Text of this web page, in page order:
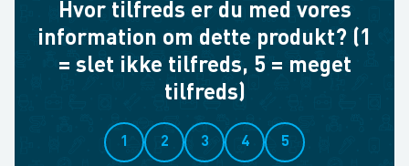
Hvor tilfreds er du med vores
information om dette produkt? (1
= slet ikke tilfreds, 5 = meget
tilfreds)
1 2 3 4 5